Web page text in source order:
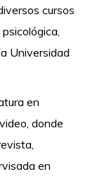
cursos
Universidad
en
donde
en